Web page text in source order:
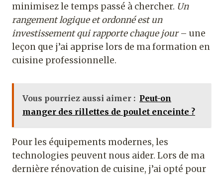
minimisez le temps passé à chercher. Un
rangement logique et ordonné est un
investissement qui rapporte chaque jour– une
leçon que j’ai apprise lors de ma formation en
cuisine professionnelle.
Vous pourriez aussi aimer : Peut-on
manger des rillettes de poulet enceinte ?
Pour les équipements modernes, les
technologies peuvent nous aider. Lors de ma
dernière rénovation de cuisine, j’ai opté pour